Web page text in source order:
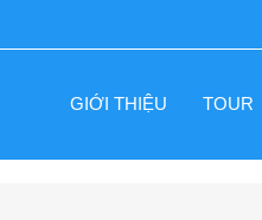
GIỚI THIỆU TOUR